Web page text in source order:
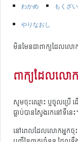
わかめ
もくざい
やりなおし
មិនមែនជាពាក្យដែលលោ
ពាក្យដែលលោក
សូមចុះឈ្មោះ ឬចូលប្រើ ដ
ធ្លាប់បានស្វែងរកនៅទីនេះ
នៅពេលដែលលោកអ្នកចុ